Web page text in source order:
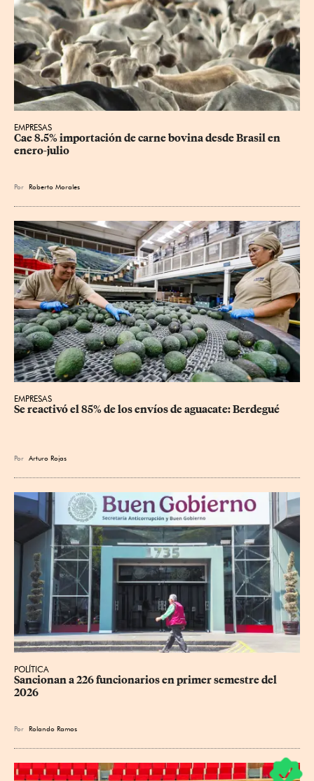
EMPRESAS
Cae 8.5% importación de carne bovina desde Brasil en
enero-julio
Por Roberto Morales
EMPRESAS
Se reactivó el 85% de los envíos de aguacate: Berdegué
Por Arturo Rojas
POLÍTICA
Sancionan a 226 funcionarios en primer semestre del
2026
Por Rolando Ramos